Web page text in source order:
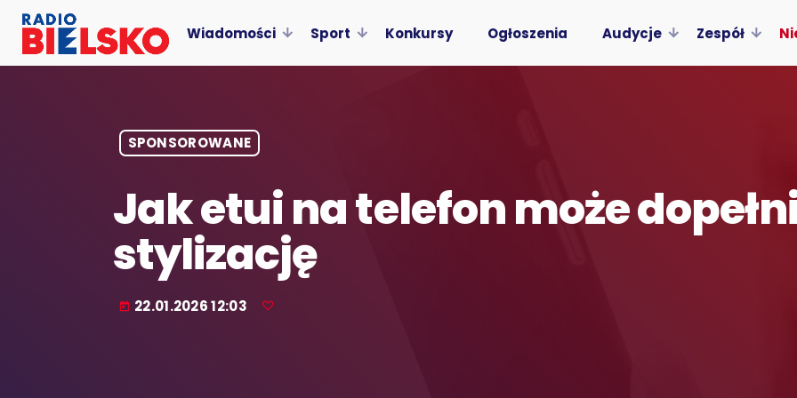
Wiadomości Sport Konkursy Ogłoszenia Audycje Zespół
SPONSOROWANE
Jak etui na telefon może
stylizację
today 22.01.2026 12:03